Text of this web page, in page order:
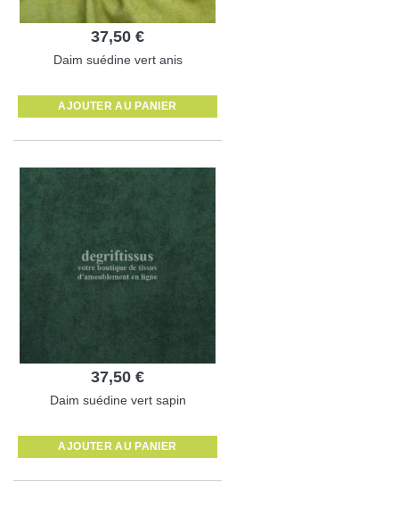
37,50 €
Daim suédine vert anis
AJOUTER AU PANIER
37,50 €
Daim suédine vert sapin
AJOUTER AU PANIER